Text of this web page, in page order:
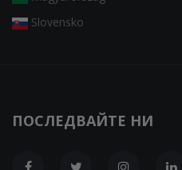
Slovensko
ПОСЛЕДВАЙТЕ НИ